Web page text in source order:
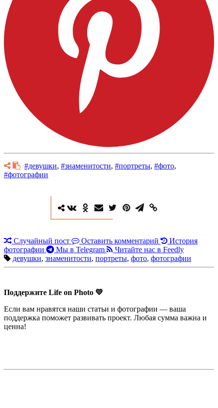
#девушки, #знаменитости, #портреты, #фото,
#фотографии
Случайный пост Оставить комментарий
История
фотографии
Мы в Telegram
Читайте нас в Feedly
девушки, знаменитости, портреты, фото, фотографии
Поддержите Life on Photo 💛
Если вам нравятся наши статьи и фотографии — ваша
поддержка поможет развивать проект. Любая сумма важна и
ценна!